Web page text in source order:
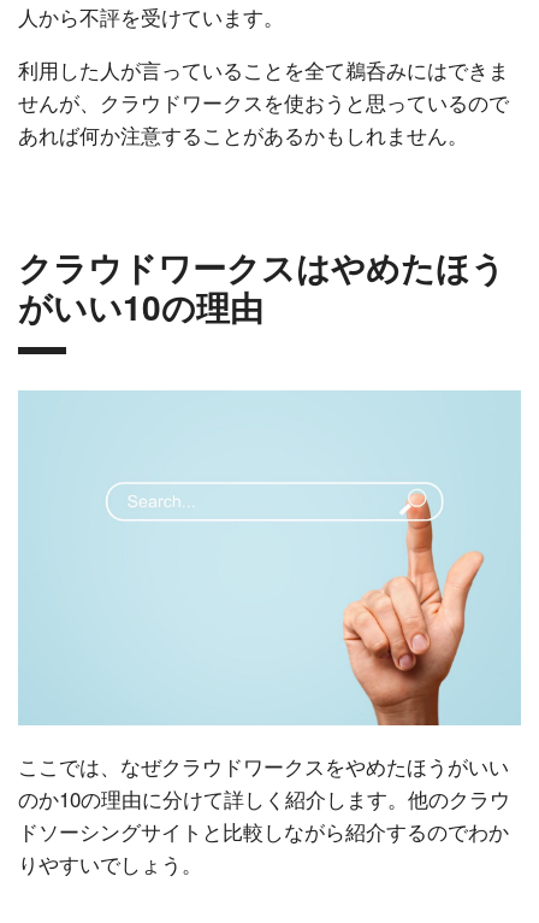
人から不評を受けています。
利用した人が言っていることを全て鵜呑みにはできま
せんが、クラウドワークスを使おうと思っているので
あれば何か注意することがあるかもしれません。
クラウドワークスはやめたほう
がいい10の理由
ここでは、なぜクラウドワークスをやめたほうがいい
のか10の理由に分けて詳しく紹介します。他のクラウ
ドソーシングサイトと比較しながら紹介するのでわか
りやすいでしょう。